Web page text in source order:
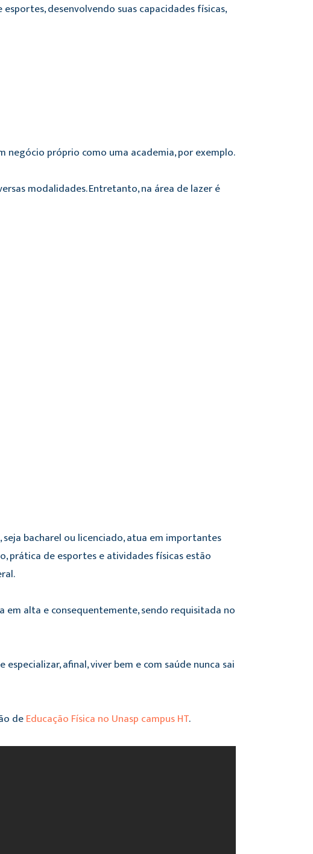
desenvolvendo suas capacidades físicas,
negócio próprio como uma academia, por exemplo.
modalidades. Entretanto, na área de lazer é
bacharel ou licenciado, atua em importantes
prática de esportes e atividades físicas estão
em alta e consequentemente, sendo requisitada no
afinal, viver bem e com saúde nunca sai
deEducação Física no Unasp campus HT.